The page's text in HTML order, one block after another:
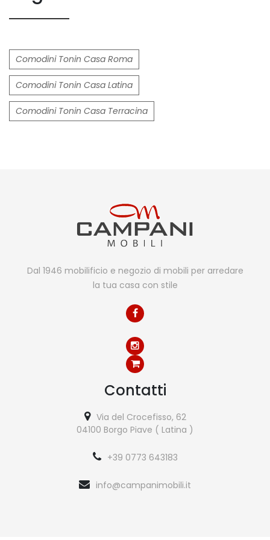
Comodini Tonin Casa Roma
Comodini Tonin Casa Latina
Comodini Tonin Casa Terracina
Dal 1946 mobilificio e negozio di mobili per arredare
la tua casa con stile
Contatti
Via del Crocefisso, 62
04100 Borgo Piave ( Latina )
+39 0773 643183
info@campanimobili.it